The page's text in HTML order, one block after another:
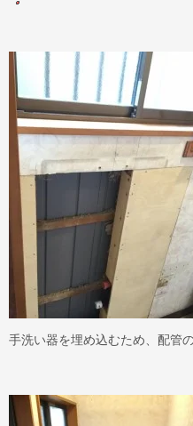
手洗い器を埋め込むため、配管